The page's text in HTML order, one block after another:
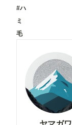
#ハ
ミ
毛